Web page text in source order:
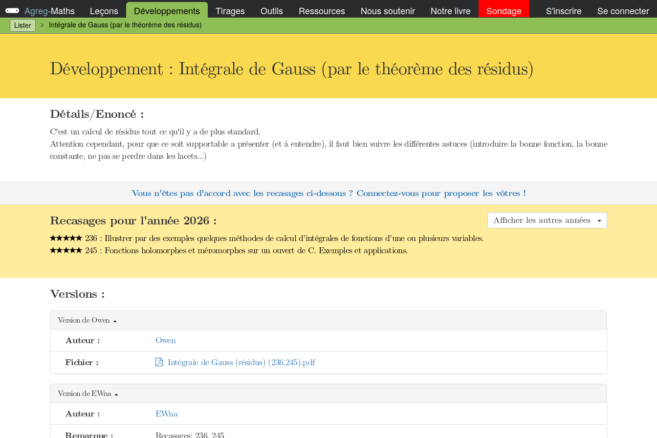
Agreg-Maths Leçons Développements Tirages Outils Ressources Nous soutenir Notre livre Sondage S'inscrire Se connecter
Lister Intégrale de Gauss (par le théorème des résidus)
Développement : Intégrale de Gauss (par le théorème des résidus)
Détails/Enoncé :
C'est un calcul de résidus tout ce qu'il y a de plus standard.
Attention cependant, pour que ce soit supportable a présenter (et à entendre), il faut bien suivre les différentes astuces (introduire la bonne fonction, la bonne
constante, ne pas se perdre dans les lacets...)
Vous n'êtes pas d'accord avec les recasages ci-dessous ? Connectez-vous pour proposer les vôtres !
Afficher les autres années
Recasages pour l'année 2026 :
236 : Illustrer par des exemples quelques méthodes de calcul d’intégrales de fonctions d’une ou plusieurs variables.
245 : Fonctions holomorphes et méromorphes sur un ouvert de C. Exemples et applications.
Versions :
Version de Owen
Auteur : Owen
Fichier : Intégrale de Gauss (résidus) (236,245).pdf
Version de EWna
Auteur : EWna
Recasages: 236, 245